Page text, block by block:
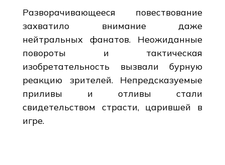
Разворачивающееся повествование
захватило внимание даже
нейтральных фанатов. Неожиданные
повороты и тактическая
изобретательность вызвали бурную
реакцию зрителей. Непредсказуемые
приливы и отливы стали
свидетельством страсти, царившей в
игре.